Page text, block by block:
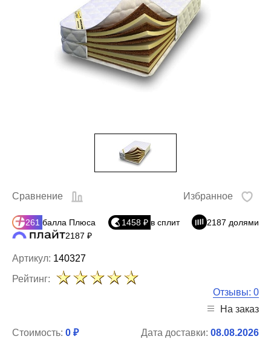
Артикул: 140327
Сравнение Избранное
261 балла Плюса 1458 ₽ в сплит
2187 долями
2187 ₽
Рейтинг:
Отзывы: 0
На заказ
Стоимость: 0 ₽ Дата доставки: 08.08.2026